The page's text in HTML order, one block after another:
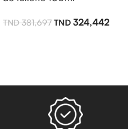
381,697 324,442